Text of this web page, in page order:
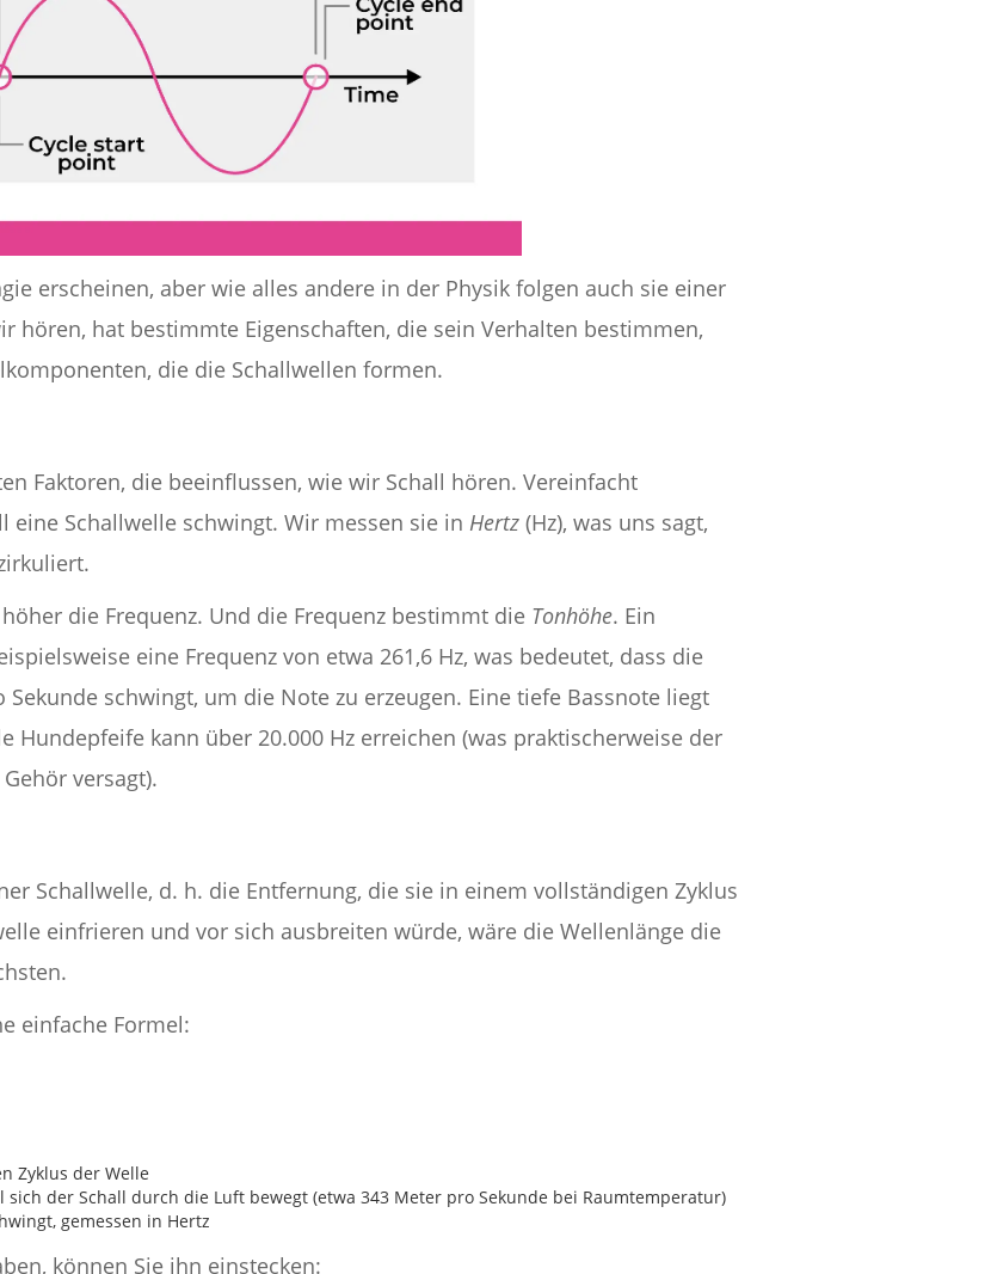
erscheinen, aber wie alles andere in der Physik folgen auch sie einer
hören, hat bestimmte Eigenschaften, die sein Verhalten bestimmen,
die die Schallwellen formen.
Faktoren, die beeinflussen, wie wir Schall hören. Vereinfacht
eine Schallwelle schwingt. Wir messen sie in Hertz (Hz), was uns sagt,
die Frequenz. Und die Frequenz bestimmt die Tonhöhe. Ein
eine Frequenz von etwa 261,6 Hz, was bedeutet, dass die
schwingt, um die Note zu erzeugen. Eine tiefe Bassnote liegt
Hundepfeife kann über 20.000 Hz erreichen (was praktischerweise der
versagt).
Schallwelle, d. h. die Entfernung, die sie in einem vollständigen Zyklus
einfrieren und vor sich ausbreiten würde, wäre die Wellenlänge die
einfache Formel:
Zyklus der Welle
sich der Schall durch die Luft bewegt (etwa 343 Meter pro Sekunde bei Raumtemperatur)
gemessen in Hertz
können Sie ihn einstecken: